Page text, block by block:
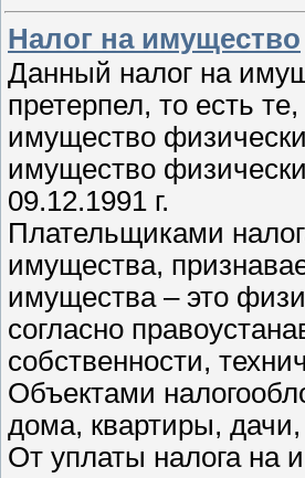
Налог на имущество
Данный налог на
претерпел, то есть
имущество
имущество
09.12.1991 г.
Плательщиками
имущества,
имущества – это
согласно
собственности,
Объектами
дома, квартиры,
От уплаты налога на